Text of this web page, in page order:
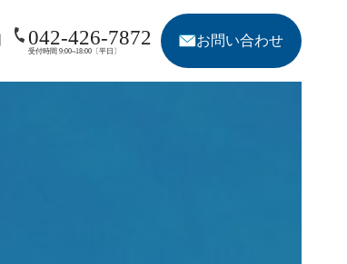
042-426-7872
受付時間 9:00~18:00〔平日〕
お問い合わせ